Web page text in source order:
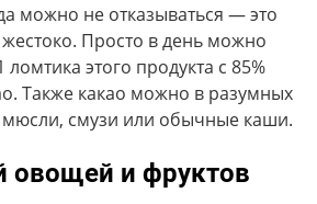
можно не отказываться — это
Просто в день можно
этого продукта с 85%
Также какао можно в разумных
мюсли, смузи или обычные каши.
овощей и фруктов